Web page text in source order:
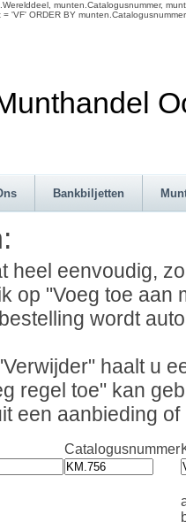
munten.Catalogusnummer,
'VF' ORDER BY
Bankbiljetten
heel eenvoudig,
op "Voeg toe aan
wordt
haalt u
regel toe" kan
een aanbieding
Catalogusnummer